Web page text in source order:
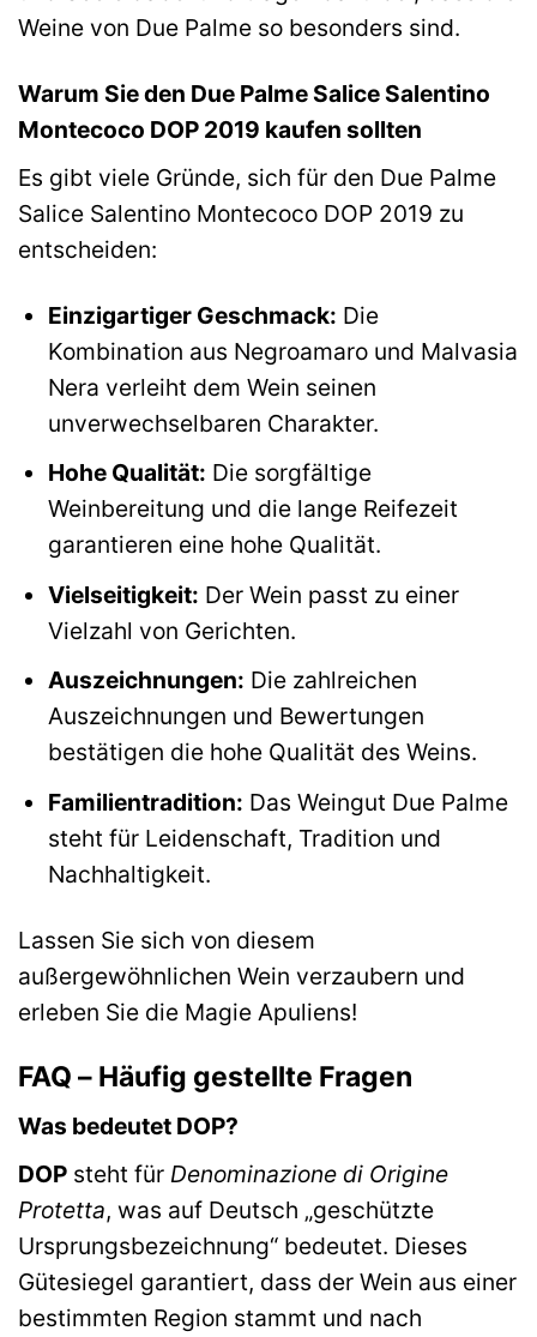
Weine von Due Palme so besonders sind.
Warum Sie den Due Palme Salice Salentino
Montecoco DOP 2019 kaufen sollten
Es gibt viele Gründe, sich für den Due Palme
Salice Salentino Montecoco DOP 2019 zu
entscheiden:
Einzigartiger Geschmack: Die
Kombination aus Negroamaro und Malvasia
Nera verleiht dem Wein seinen
unverwechselbaren Charakter.
Hohe Qualität: Die sorgfältige
Weinbereitung und die lange Reifezeit
garantieren eine hohe Qualität.
Vielseitigkeit: Der Wein passt zu einer
Vielzahl von Gerichten.
Auszeichnungen: Die zahlreichen
Auszeichnungen und Bewertungen
bestätigen die hohe Qualität des Weins.
Familientradition: Das Weingut Due Palme
steht für Leidenschaft, Tradition und
Nachhaltigkeit.
Lassen Sie sich von diesem
außergewöhnlichen Wein verzaubern und
erleben Sie die Magie Apuliens!
FAQ – Häufig gestellte Fragen
Was bedeutet DOP?
DOP steht für Denominazione di Origine
Protetta, was auf Deutsch „geschützte
Ursprungsbezeichnung“ bedeutet. Dieses
Gütesiegel garantiert, dass der Wein aus einer
bestimmten Region stammt und nach